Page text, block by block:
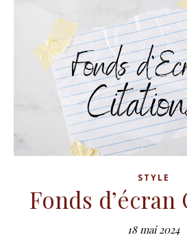
STYLE
Fonds
18 mai 2024